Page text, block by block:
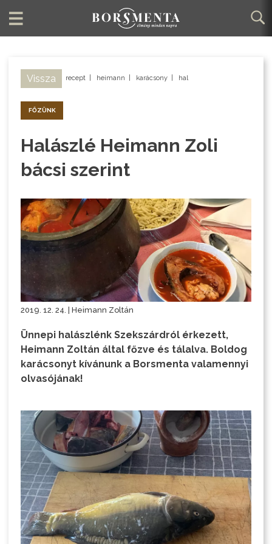
Vissza recept heimann karácsony hal
FŐZÜNK
Halászlé Heimann Zoli
bácsi szerint
2019. 12. 24. | Heimann Zoltán
Ünnepi halászlénk Szekszárdról érkezett,
Heimann Zoltán által főzve és tálalva. Boldog
karácsonyt kívánunk a Borsmenta valamennyi
olvasójának!